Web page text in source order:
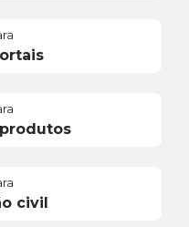
civil